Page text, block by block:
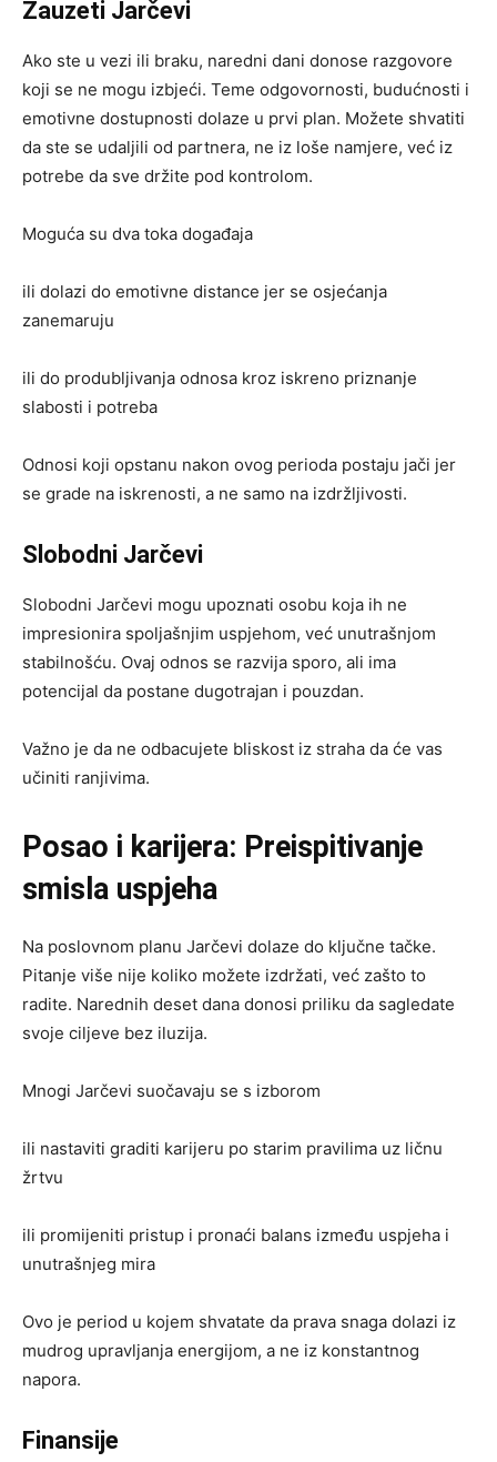
Zauzeti Jarčevi
Ako ste u vezi ili braku, naredni dani donose razgovore
koji se ne mogu izbjeći. Teme odgovornosti, budućnosti i
emotivne dostupnosti dolaze u prvi plan. Možete shvatiti
da ste se udaljili od partnera, ne iz loše namjere, već iz
potrebe da sve držite pod kontrolom.
Moguća su dva toka događaja
ili dolazi do emotivne distance jer se osjećanja
zanemaruju
ili do produbljivanja odnosa kroz iskreno priznanje
slabosti i potreba
Odnosi koji opstanu nakon ovog perioda postaju jači jer
se grade na iskrenosti, a ne samo na izdržljivosti.
Slobodni Jarčevi
Slobodni Jarčevi mogu upoznati osobu koja ih ne
impresionira spoljašnjim uspjehom, već unutrašnjom
stabilnošću. Ovaj odnos se razvija sporo, ali ima
potencijal da postane dugotrajan i pouzdan.
Važno je da ne odbacujete bliskost iz straha da će vas
učiniti ranjivima.
Posao i karijera: Preispitivanje
smisla uspjeha
Na poslovnom planu Jarčevi dolaze do ključne tačke.
Pitanje više nije koliko možete izdržati, već zašto to
radite. Narednih deset dana donosi priliku da sagledate
svoje ciljeve bez iluzija.
Mnogi Jarčevi suočavaju se s izborom
ili nastaviti graditi karijeru po starim pravilima uz ličnu
žrtvu
ili promijeniti pristup i pronaći balans između uspjeha i
unutrašnjeg mira
Ovo je period u kojem shvatate da prava snaga dolazi iz
mudrog upravljanja energijom, a ne iz konstantnog
napora.
Finansije